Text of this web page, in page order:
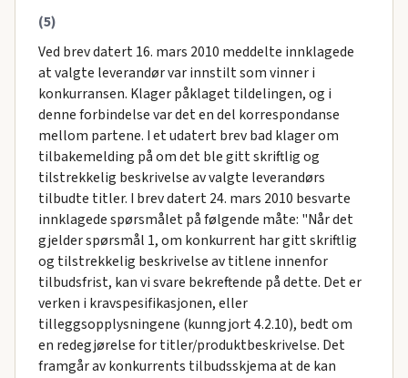
(5)
Ved brev datert 16. mars 2010 meddelte innklagede
at valgte leverandør var innstilt som vinner i
konkurransen. Klager påklaget tildelingen, og i
denne forbindelse var det en del korrespondanse
mellom partene. I et udatert brev bad klager om
tilbakemelding på om det ble gitt skriftlig og
tilstrekkelig beskrivelse av valgte leverandørs
tilbudte titler. I brev datert 24. mars 2010 besvarte
innklagede spørsmålet på følgende måte: "Når det
gjelder spørsmål 1, om konkurrent har gitt skriftlig
og tilstrekkelig beskrivelse av titlene innenfor
tilbudsfrist, kan vi svare bekreftende på dette. Det er
verken i kravspesifikasjonen, eller
tilleggsopplysningene (kunngjort 4.2.10), bedt om
en redegjørelse for titler/produktbeskrivelse. Det
framgår av konkurrents tilbudsskjema at de kan